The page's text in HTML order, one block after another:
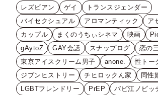
レズビアン ゲイ
トランスジェンダー
バイセクシュアル
アロマンティック
ア
カップル
まくのうちぃシネマ 映画
gAytoZ
GAY会話 スナップログ
恋の
東京アイスクリーム男子
anone.
性トー
ジブンヒストリー
チヒロックん家 同性
LGBTフレンドリー
PrEP
バビ江ノビッ